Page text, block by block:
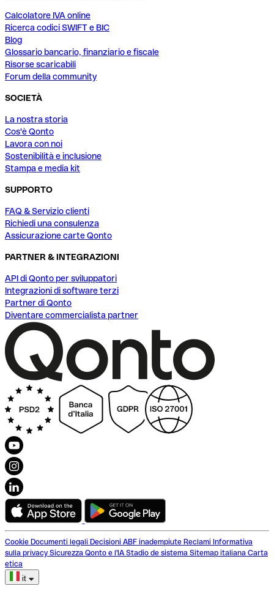
Calcolatore IVA online
Ricerca codici SWIFT e BIC
Blog
Glossario bancario, finanziario e fiscale
Risorse scaricabili
Forum della community
SOCIETÀ
La nostra storia
Cos'è Qonto
Lavora con noi
Sostenibilità e inclusione
Stampa e media kit
SUPPORTO
FAQ & Servizio clienti
Richiedi una consulenza
Assicurazione carte Qonto
PARTNER & INTEGRAZIONI
API di Qonto per sviluppatori
Integrazioni di software terzi
Partner di Qonto
Diventare commercialista partner
Cookie Documenti legali Decisioni ABF inadempiute Reclami Informativa
sulla privacy Sicurezza Qonto e l'IA Stadio de sistema Sitemap italiana Carta
etica
it